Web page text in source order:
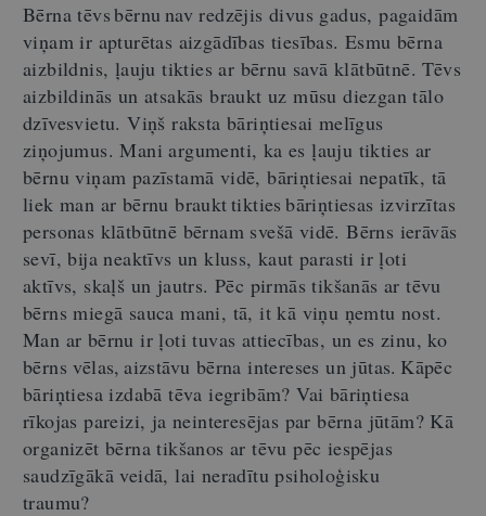
Bērna tēvs bērnu nav redzējis divus gadus, pagaidām
viņam ir apturētas aizgādības tiesības. Esmu bērna
aizbildnis, ļauju tikties ar bērnu savā klātbūtnē. Tēvs
aizbildinās un atsakās braukt uzmūsudiezgan tālo
dzīvesvietu. Viņš raksta bāriņtiesai melīgus
ziņojumus. Mani argumenti, ka es ļauju tikties ar
bērnu viņam pazīstamā vidē, bāriņtiesai nepatīk, tā
liek man ar bērnu braukt tikties bāriņtiesas izvirzītas
personas klātbūtnē bērnam svešā vidē. Bērns ierāvās
sevī, bija neaktīvs un kluss, kaut parasti ir ļoti
aktīvs, skaļš un jautrs. Pēc pirmās tikšanās ar tēvu
bērns miegā sauca mani, tā, it kā viņu ņemtu nost.
Man ar bērnu ir ļoti tuvas attiecības, un es zinu, ko
bērns vēlas, aizstāvu bērnaintereses un jūtas. Kāpēc
bāriņtiesa izdabā tēva iegribām? Vai bāriņtiesa
rīkojas pareizi, ja neinteresējas par bērna jūtām? Kā
organizēt bērna tikšanos ar tēvu pēc iespējas
saudzīgākā veidā, lai neradītu psiholoģisku
traumu?